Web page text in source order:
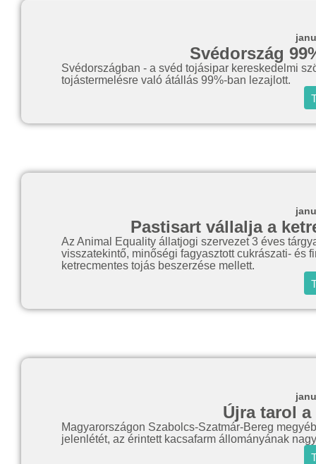
Svédország
Svédországban - a svéd tojásipar kereskedelmi
tojástermelésre való átállás 99%-ban lezajlott.
Pastisart vállalja a
Az Animal Equality állatjogi szervezet 3 éves
visszatekintő, minőségi fagyasztott cukrászati- és
ketrecmentes tojás beszerzése mellett.
Újra tarol
Magyarországon Szabolcs-Szatmár-Bereg
jelenlétét, az érintett kacsafarm állományának